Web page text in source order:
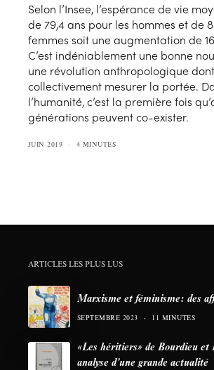
Selon l’Insee, l’espérance de vie
de 79,4 ans pour les hommes et de
femmes soit une augmentation de
C’est indéniablement une bonne
une révolution anthropologique
collectivement mesurer la portée.
l’humanité, c’est la première fois
générations peuvent co-exister.
JUIN 2019 4 MINUTES
ARTICLES LES PLUS LUS
Marxisme et féminisme: des
SEPTEMBRE 2023 11 MINUTES
«Les héritiers» de Bourdieu et
analyse d’une grande actualité